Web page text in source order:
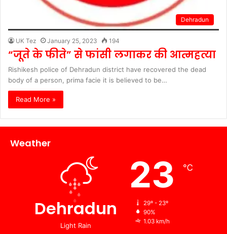
Dehradun
UK Tez January 25, 2023 194
“जूते के फीते” से फांसी लगाकर की आत्महत्या
Rishikesh police of Dehradun district have recovered the dead
body of a person, prima facie it is believed to be…
Read More »
Weather
Dehradun
Light Rain
23 ℃
29º - 23º
90%
1.03 km/h